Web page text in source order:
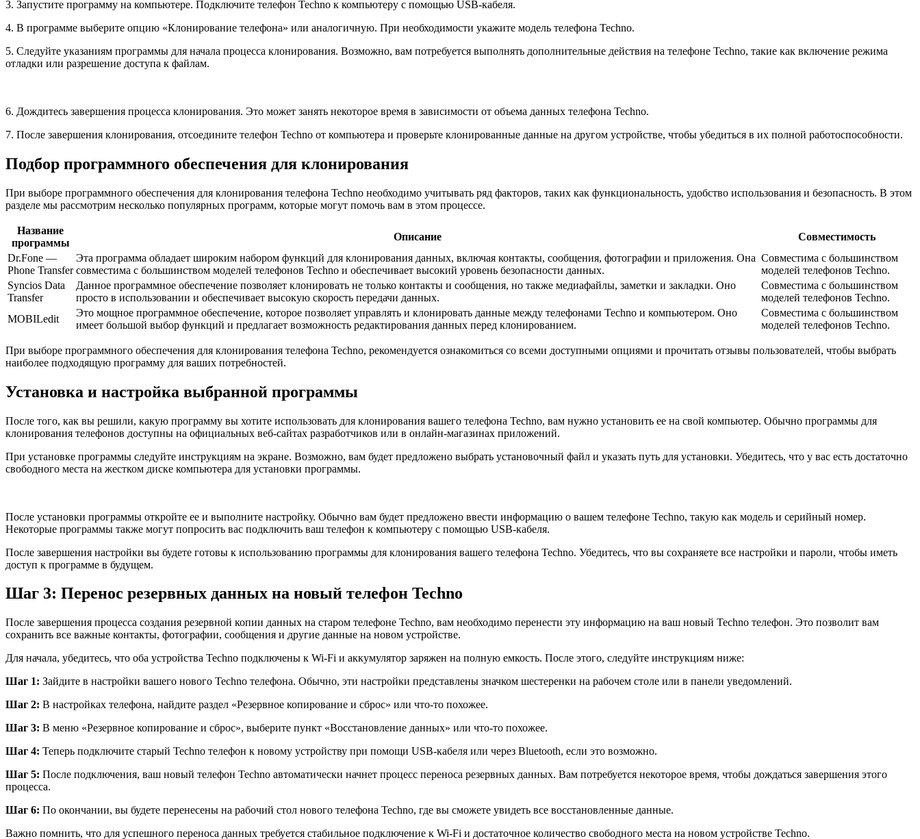
3. Запустите программу на компьютере. Подключите телефон Techno к компьютеру с помощью USB-кабеля.
4. В программе выберите опцию «Клонирование телефона» или аналогичную. При необходимости укажите модель телефона Techno.
5. Следуйте указаниям программы для начала процесса клонирования. Возможно, вам потребуется выполнять дополнительные действия на телефоне Techno, такие как включение режима
отладки или разрешение доступа к файлам.
6. Дождитесь завершения процесса клонирования. Это может занять некоторое время в зависимости от объема данных телефона Techno.
7. После завершения клонирования, отсоедините телефон Techno от компьютера и проверьте клонированные данные на другом устройстве, чтобы убедиться в их полной работоспособности.
Подбор программного обеспечения для клонирования
При выборе программного обеспечения для клонирования телефона Techno необходимо учитывать ряд факторов, таких как функциональность, удобство использования и безопасность. В этом
разделе мы рассмотрим несколько популярных программ, которые могут помочь вам в этом процессе.
Название
программы
Описание
Совместимость
Dr.Fone —
Phone Transfer
Эта программа обладает широким набором функций для клонирования данных, включая контакты, сообщения, фотографии и приложения. Она
совместима с большинством моделей телефонов Techno и обеспечивает высокий уровень безопасности данных.
Совместима с большинством
моделей телефонов Techno.
Syncios Data
Transfer
Данное программное обеспечение позволяет клонировать не только контакты и сообщения, но также медиафайлы, заметки и закладки. Оно
просто в использовании и обеспечивает высокую скорость передачи данных.
Совместима с большинством
моделей телефонов Techno.
MOBILedit
Это мощное программное обеспечение, которое позволяет управлять и клонировать данные между телефонами Techno и компьютером. Оно
имеет большой выбор функций и предлагает возможность редактирования данных перед клонированием.
Совместима с большинством
моделей телефонов Techno.
При выборе программного обеспечения для клонирования телефона Techno, рекомендуется ознакомиться со всеми доступными опциями и прочитать отзывы пользователей, чтобы выбрать
наиболее подходящую программу для ваших потребностей.
Установка и настройка выбранной программы
После того, как вы решили, какую программу вы хотите использовать для клонирования вашего телефона Techno, вам нужно установить ее на свой компьютер. Обычно программы для
клонирования телефонов доступны на официальных веб-сайтах разработчиков или в онлайн-магазинах приложений.
При установке программы следуйте инструкциям на экране. Возможно, вам будет предложено выбрать установочный файл и указать путь для установки. Убедитесь, что у вас есть достаточно
свободного места на жестком диске компьютера для установки программы.
После установки программы откройте ее и выполните настройку. Обычно вам будет предложено ввести информацию о вашем телефоне Techno, такую как модель и серийный номер.
Некоторые программы также могут попросить вас подключить ваш телефон к компьютеру с помощью USB-кабеля.
После завершения настройки вы будете готовы к использованию программы для клонирования вашего телефона Techno. Убедитесь, что вы сохраняете все настройки и пароли, чтобы иметь
доступ к программе в будущем.
Шаг 3: Перенос резервных данных на новый телефон Techno
После завершения процесса создания резервной копии данных на старом телефоне Techno, вам необходимо перенести эту информацию на ваш новый Techno телефон. Это позволит вам
сохранить все важные контакты, фотографии, сообщения и другие данные на новом устройстве.
Для начала, убедитесь, что оба устройства Techno подключены к Wi-Fi и аккумулятор заряжен на полную емкость. После этого, следуйте инструкциям ниже:
Шаг 1: Зайдите в настройки вашего нового Techno телефона. Обычно, эти настройки представлены значком шестеренки на рабочем столе или в панели уведомлений.
Шаг 2: В настройках телефона, найдите раздел «Резервное копирование и сброс» или что-то похожее.
Шаг 3: В меню «Резервное копирование и сброс», выберите пункт «Восстановление данных» или что-то похожее.
Шаг 4: Теперь подключите старый Techno телефон к новому устройству при помощи USB-кабеля или через Bluetooth, если это возможно.
Шаг 5: После подключения, ваш новый телефон Techno автоматически начнет процесс переноса резервных данных. Вам потребуется некоторое время, чтобы дождаться завершения этого
процесса.
Шаг 6: По окончании, вы будете перенесены на рабочий стол нового телефона Techno, где вы сможете увидеть все восстановленные данные.
Важно помнить, что для успешного переноса данных требуется стабильное подключение к Wi-Fi и достаточное количество свободного места на новом устройстве Techno.